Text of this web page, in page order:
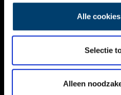
Alle
Selectie
Alleen
TOEGANKELIJKHEID
Volg ONH op social media